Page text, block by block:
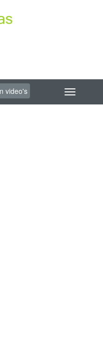
video's